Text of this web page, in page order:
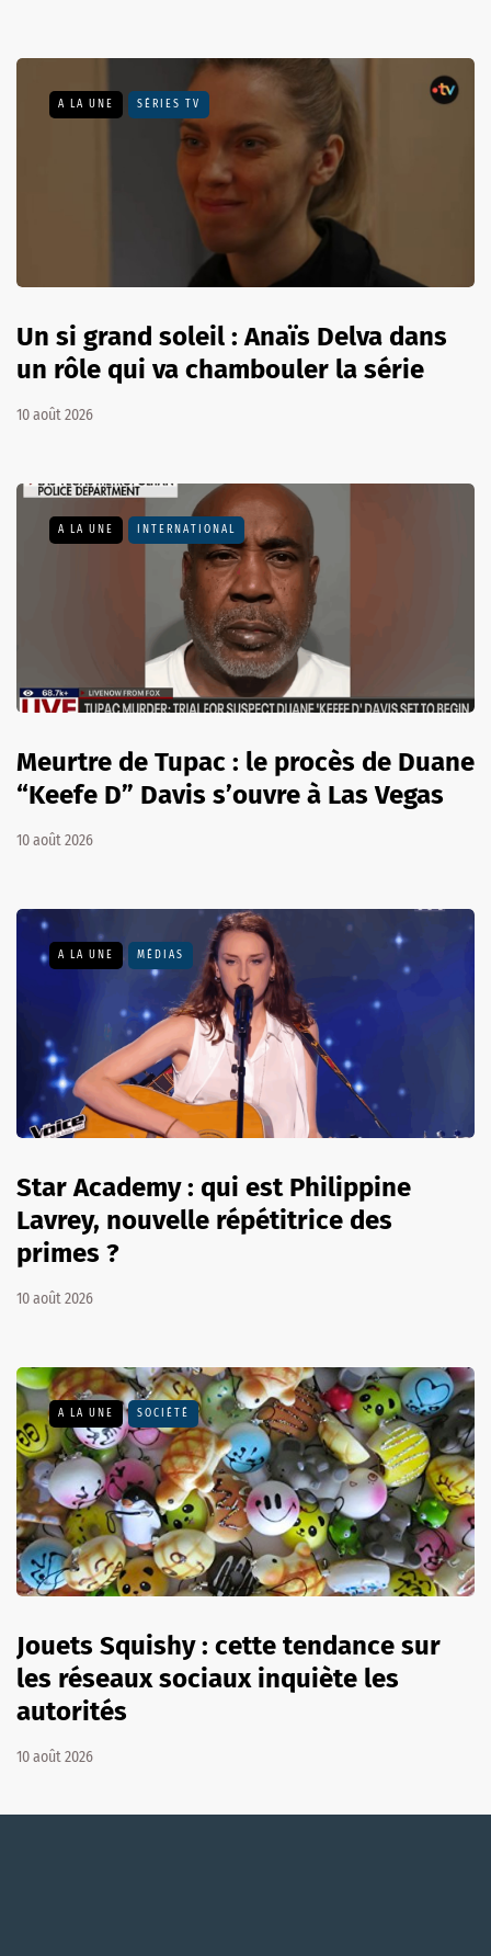
A LA UNE SÉRIES TV
Un si grand soleil : Anaïs Delva dans
un rôle qui va chambouler la série
10 août 2026
A LA UNE INTERNATIONAL
Meurtre de Tupac : le procès de Duane
“Keefe D” Davis s’ouvre à Las Vegas
10 août 2026
A LA UNE MÉDIAS
Star Academy : qui est Philippine
Lavrey, nouvelle répétitrice des
primes ?
10 août 2026
A LA UNE SOCIÉTÉ
Jouets Squishy : cette tendance sur
les réseaux sociaux inquiète les
autorités
10 août 2026